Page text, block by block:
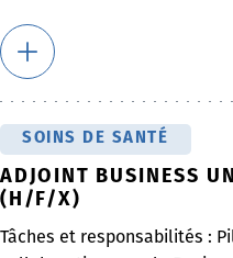
SOINS DE SANTÉ
ADJOINT BUSINESS
(H/F/X)
Tâches et responsabilités :